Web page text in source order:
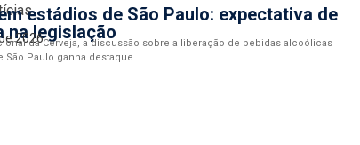
estádios de São Paulo: expectativa de
na legislação
2026da Cerveja, a discussão sobre a liberação de bebidas alcoólicas
Paulo ganha destaque....